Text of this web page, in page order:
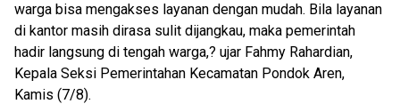
warga bisa mengakses layanan dengan mudah. Bila layanan
di kantor masih dirasa sulit dijangkau, maka pemerintah
hadir langsung di tengah warga,? ujar Fahmy Rahardian,
Kepala Seksi Pemerintahan Kecamatan Pondok Aren,
Kamis (7/8).